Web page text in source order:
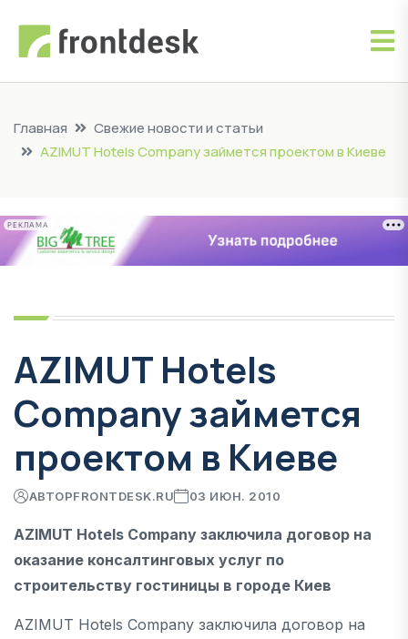
Главная
Свежие новости и статьи
AZIMUT Hotels Company займется проектом в Киеве
РЕКЛАМА
AZIMUT Hotels
Company займется
проектом в Киеве
АВТОРFRONTDESK.RU 03 ИЮН. 2010
AZIMUT Hotels Company заключила договор на
оказание консалтинговых услуг по
строительству гостиницы в городе Киев
AZIMUT Hotels Company заключила договор на